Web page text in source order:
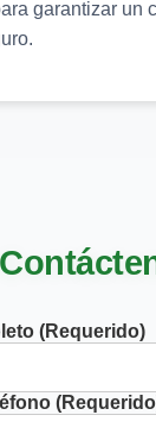
garantizar un
(Requerido)